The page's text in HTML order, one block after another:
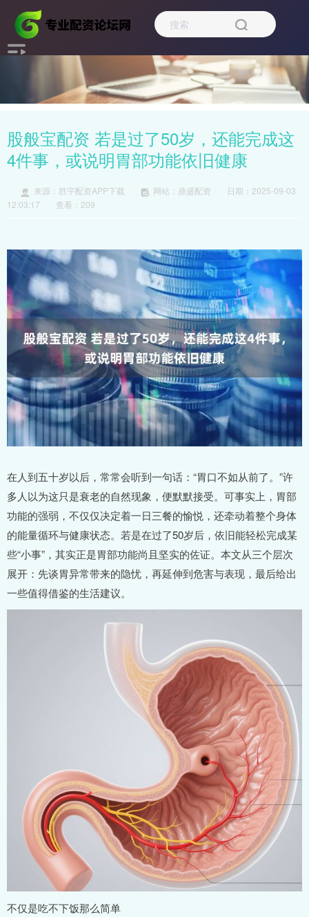
股般宝配资 若是过了50岁，还能完成这
4件事，或说明胃部功能依旧健康
来源：胜宇配资APP下载 网站：鼎盛配资
日期：2025-09-03
12:03:17
查看：209
在人到五十岁以后，常常会听到一句话：“胃口不如从前了。”许
多人以为这只是衰老的自然现象，便默默接受。可事实上，胃部
功能的强弱，不仅仅决定着一日三餐的愉悦，还牵动着整个身体
的能量循环与健康状态。若是在过了50岁后，依旧能轻松完成某
些“小事”，其实正是胃部功能尚且坚实的佐证。本文从三个层次
展开：先谈胃异常带来的隐忧，再延伸到危害与表现，最后给出
一些值得借鉴的生活建议。
不仅是吃不下饭那么简单